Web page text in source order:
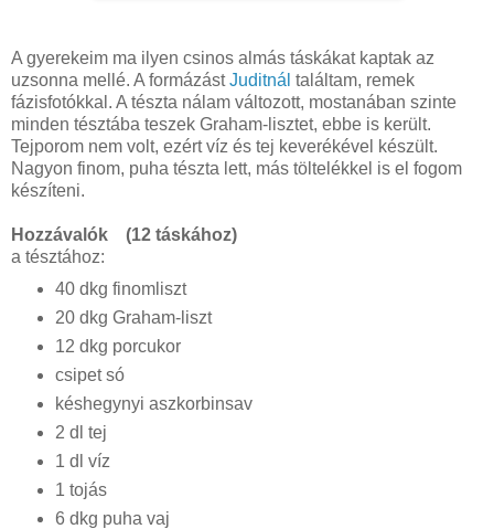
A gyerekeim ma ilyen csinos almás táskákat kaptak az
uzsonna mellé. A formázástJuditnál találtam, remek
fázisfotókkal. A tészta nálam változott, mostanában szinte
minden tésztába teszek Graham-lisztet, ebbe is került.
Tejporom nem volt, ezért víz és tej keverékével készült.
Nagyon finom, puha tészta lett, más töltelékkel is el fogom
készíteni.
Hozzávalók (12 táskához)
a tésztához:
40 dkg finomliszt
20 dkg Graham-liszt
12 dkg porcukor
csipet só
késhegynyi aszkorbinsav
2 dl tej
1 dl víz
1 tojás
6 dkg puha vaj